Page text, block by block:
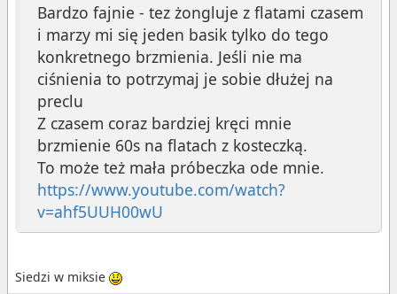
Bardzo fajnie - tez żongluje z flatami czasem
i marzy mi się jeden basik tylko do tego
konkretnego brzmienia. Jeśli nie ma
ciśnienia to potrzymaj je sobie dłużej na
preclu
Z czasem coraz bardziej kręci mnie
brzmienie 60s na flatach z kosteczką.
To może też mała próbeczka ode mnie.
https://www.youtube.com/watch?
v=ahf5UUH00wU
Siedzi w miksie